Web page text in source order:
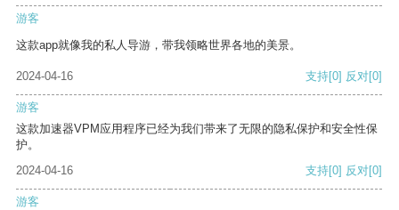
游客
这款app就像我的私人导游，带我领略世界各地的美景。
2024-04-16 支持[0] 反对[0]
游客
这款加速器VPM应用程序已经为我们带来了无限的隐私保护和安全性保
护。
2024-04-16
支持[0] 反对[0]
游客